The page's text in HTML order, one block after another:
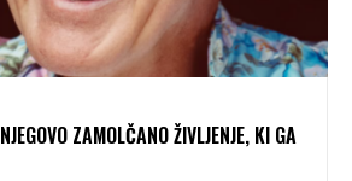
ZAMOLČANO ŽIVLJENJE, KI GA